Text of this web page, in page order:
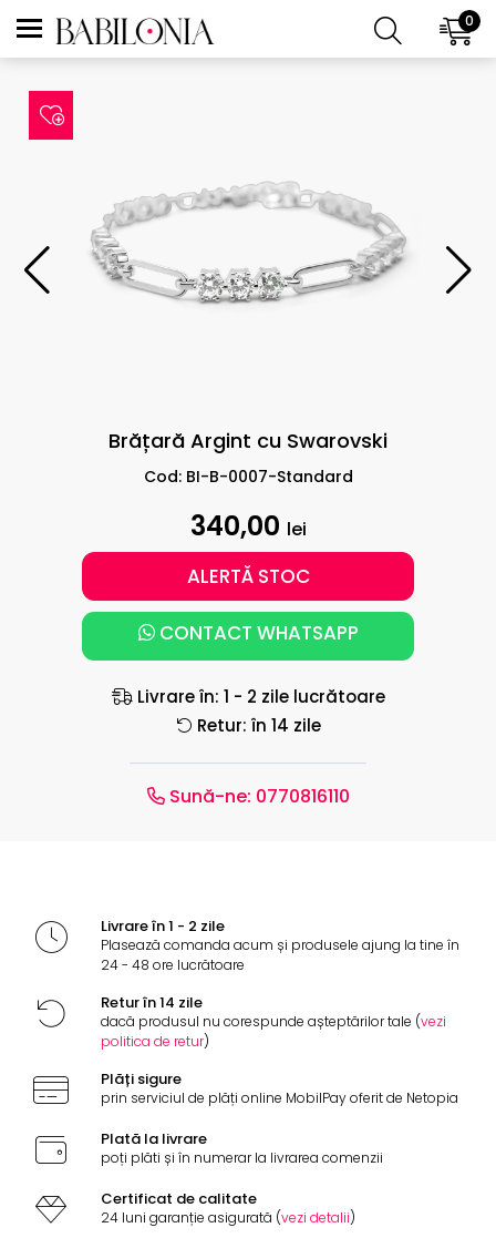
0
Brățară Argint cu Swarovski
Cod: BI-B-0007-Standard
340,00 lei
ALERTĂ STOC
CONTACT WHATSAPP
Livrare în: 1 - 2 zile lucrătoare
Retur: în 14 zile
Sună-ne: 0770816110
Livrare în 1 - 2 zile
Plasează comanda acum și produsele ajung la tine în
24 - 48 ore lucrătoare
Retur în 14 zile
dacă produsul nu corespunde așteptărilor tale (vezi
politica de retur)
Plăți sigure
prin serviciul de plăți online MobilPay oferit de Netopia
Plată la livrare
poți plăti și în numerar la livrarea comenzii
Certificat de calitate
24 luni garanție asigurată (vezi detalii)